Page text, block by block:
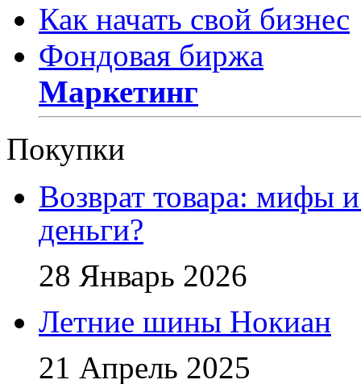
Как начать свой бизнес
Фондовая биржа
Маркетинг
Покупки
Возврат товара: мифы
деньги?
28 Январь 2026
Летние шины Нокиан
21 Апрель 2025